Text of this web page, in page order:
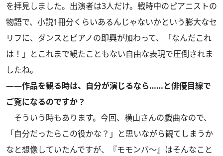
を拝見しました。出演者は3人だけ。戦時中のピアニストの
物語で、小説1冊分くらいあるんじゃないかという膨大なセ
リフに、ダンスとピアノの即興が加わって、「なんだこれ
は！」とこれまで観たこともない自由な表現で圧倒されま
したね。
――作品を観る時は、自分が演じるなら……と俳優目線で
ご覧になるのですか？
そういう時もあります。今回、横山さんの戯曲なので、
「自分だったらこの役かな？」と思いながら観てしまうか
なと想像していたんですが、『モモンバ～』はそんなこと